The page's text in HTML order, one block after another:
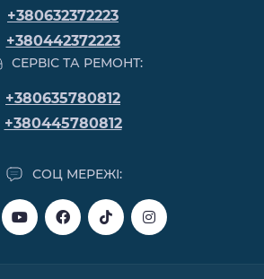
+380632372223
+380442372223
СЕРВІС ТА РЕМОНТ:
+380635780812
+380445780812
СОЦ МЕРЕЖІ: